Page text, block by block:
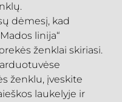
dėmesį, kad
linija“
ženklai skiriasi.
ženklu, įveskite
laukelyje ir